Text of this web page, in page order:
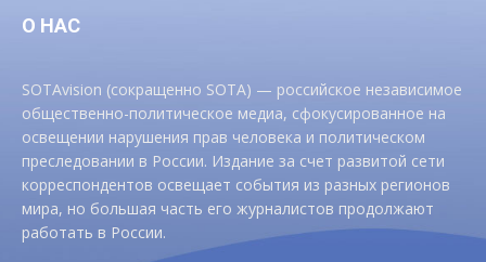
О НАС
SOTAvision (сокращенно SOTA) — российское независимое
общественно-политическое медиа, сфокусированное на
освещении нарушения прав человека и политическом
преследовании в России. Издание за счет развитой сети
корреспондентов освещает события из разных регионов
мира, но большая часть его журналистов продолжают
работать в России.